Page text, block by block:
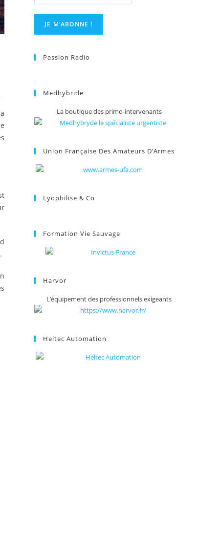
Passion Radio
Medhybride
La boutique des primo-intervenants
Union Française Des Amateurs D’Armes
Lyophilise & Co
Formation Vie Sauvage
Harvor
L’équipement des professionnels exigeants
Heltec Automation